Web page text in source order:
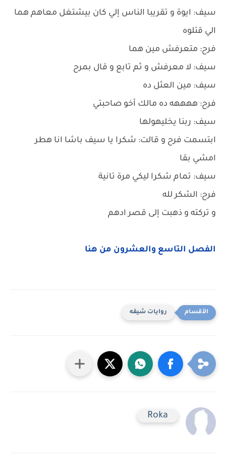
سيف: ايوة و تقريبا الناس إلي كان بيشتغل معاهم هما
الي قتلوه
فرح: متعرفش مين هما
سيف: لا معرفش و ثم تابع و قال بمرح
سيف: مين العثل ده
فرح: ههههه ده مالك أخو صاحبتي
سيف: ربنا يخليهولها
ابتسمت فرح و قالت: شكرا يا سيف باشا انا هطر
امشي بقا
سيف: تمام شكرا ليكي مرة تانية
فرح: الشكر لله
و تركته و ذهبت إلى قصر ادهم
الفصل التاسع والعشرون من هنا
روايات شيقه
Roka